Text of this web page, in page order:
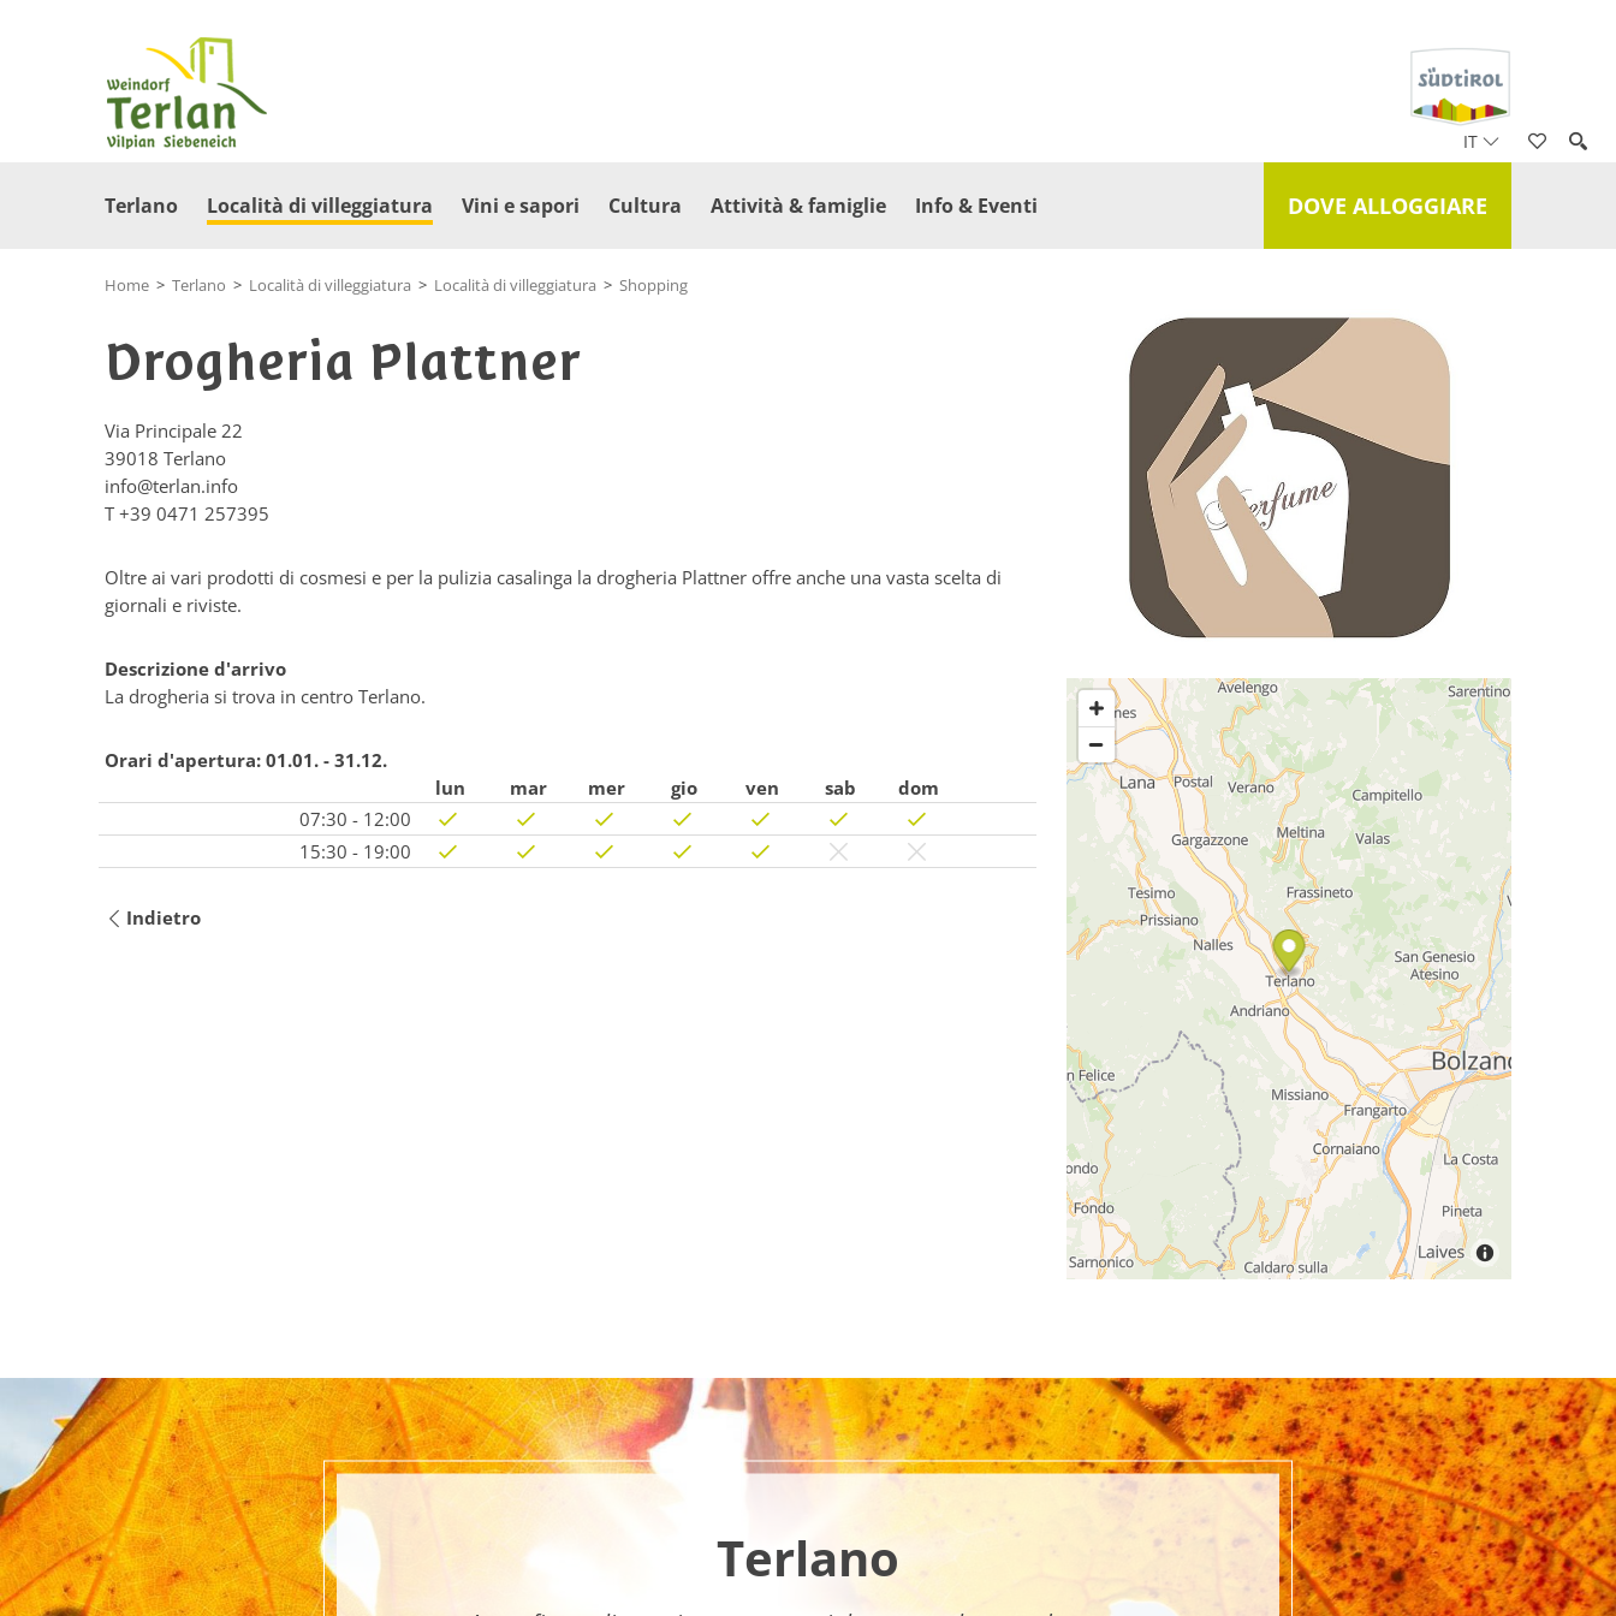
IT
DOVE ALLOGGIARE
Terlano Località di villeggiatura Vini e sapori Cultura Attività & famiglie Info & Eventi
Home > Terlano > Località di villeggiatura > Località di villeggiatura > Shopping
Drogheria Plattner
Via Principale 22
39018 Terlano
info@terlan.info
T +39 0471 257395
Oltre ai vari prodotti di cosmesi e per la pulizia casalinga la drogheria Plattner offre anche una vasta scelta di
giornali e riviste.
Descrizione d'arrivo
La drogheria si trova in centro Terlano.
Orari d'apertura: 01.01. - 31.12.
lun
mar mer gio ven sab
dom
07:30 - 12:00
15:30 - 19:00
Indietro
Terlano